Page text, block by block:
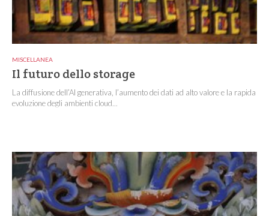
MISCELLANEA
Il futuro dello storage
La diffusione dell’AI generativa, l’aumento dei dati ad alto valore e la rapida
evoluzione degli ambienti cloud...